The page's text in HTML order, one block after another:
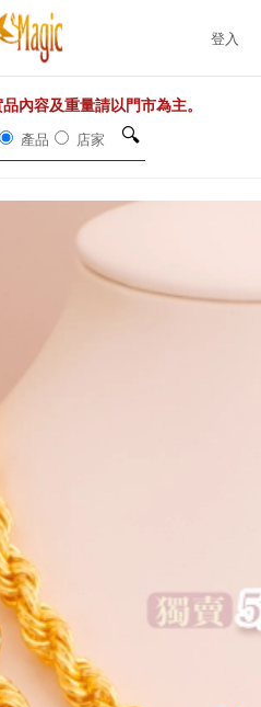
登入
內容及重量請以門市為主。
產品 店家 🔍